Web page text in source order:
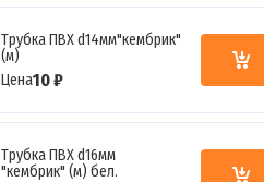
Трубка ПВХ d14мм"кембрик"
(м)
Цена10 ₽
Трубка ПВХ d16мм
"кембрик" (м) бел.